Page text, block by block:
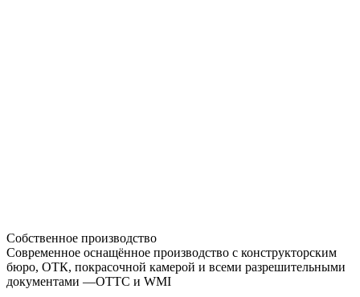
Собственное производство
Современное оснащённое производство с конструкторским
бюро, ОТК, покрасочной камерой и всеми разрешительными
документами —ОТТС и WMI